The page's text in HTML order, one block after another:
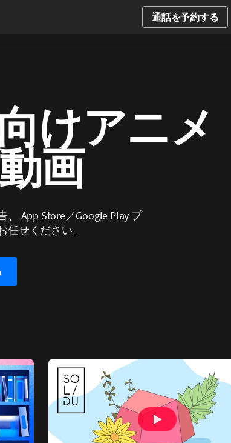
通話を予約する
けアニメ
画
App Store／Google Play プ
せください。